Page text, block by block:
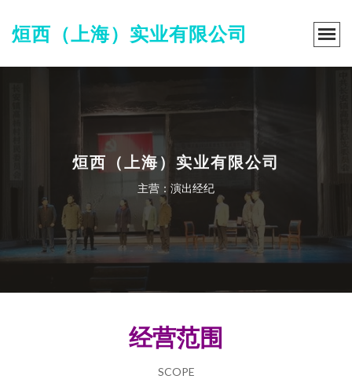
烜西（上海）实业有限公司
烜西（上海）实业有限公司
主营：演出经纪
经营范围
SCOPE